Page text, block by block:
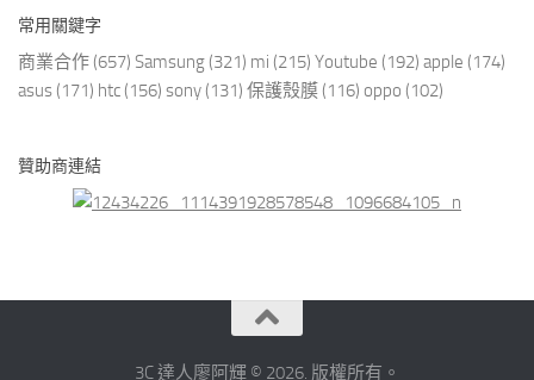
常用關鍵字
商業合作 (657) Samsung (321) mi (215) Youtube (192) apple (174)
asus (171) htc (156) sony (131) 保護殼膜 (116) oppo (102)
贊助商連結
3C 達人廖阿輝 © 2026. 版權所有。